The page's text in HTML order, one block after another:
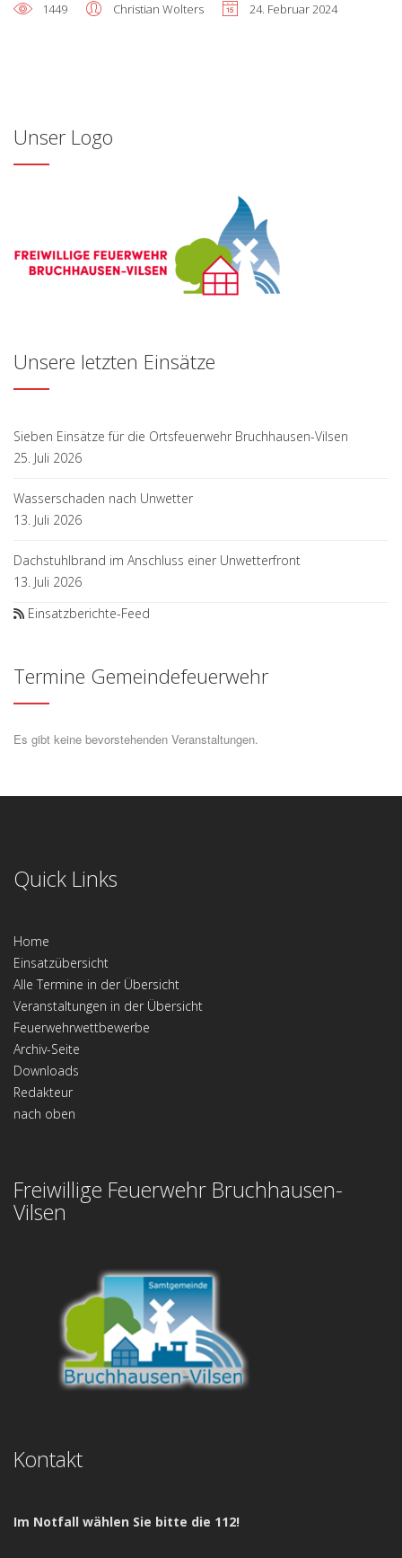
1449 Christian Wolters 24. Februar 2024
Unser Logo
Unsere letzten Einsätze
Sieben Einsätze für die Ortsfeuerwehr Bruchhausen-Vilsen
25. Juli 2026
Wasserschaden nach Unwetter
13. Juli 2026
Dachstuhlbrand im Anschluss einer Unwetterfront
13. Juli 2026
Einsatzberichte-Feed
Termine Gemeindefeuerwehr
Es gibt keine bevorstehenden Veranstaltungen.
Quick Links
Home
Einsatzübersicht
Alle Termine in der Übersicht
Veranstaltungen in der Übersicht
Feuerwehrwettbewerbe
Archiv-Seite
Downloads
Redakteur
nach oben
Freiwillige Feuerwehr Bruchhausen-
Vilsen
Kontakt
Im Notfall wählen Sie bitte die 112!